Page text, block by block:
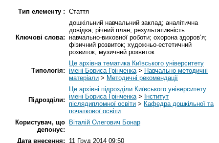
Тип елементу : Стаття
Ключові слова:
дошкільний навчальний заклад; аналітична
довідка; річний план; результативність
навчально-виховної роботи; охорона здоров’я;
фізичний розвиток; художньо-естетичний
розвиток; музичний розвиток
Типологія:
Це архівна тематика Київського університету
імені Бориса Грінченка> Навчально-методичні
матеріали > Методичні рекомендації
Підрозділи:
Це архівні підрозділи Київського університету
імені Бориса Грінченка> Інститут
післядипломної освіти > Кафедра дошкільної та
початкової освіти
Користувач, що
депонує:
Віталій Олегович Бонар
Дата внесення: 11 Груд 2014 09:50